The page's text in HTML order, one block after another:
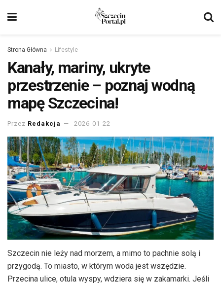
Strona Główna Lifestyle
Kanały, mariny, ukryte
przestrzenie – poznaj wodną
mapę Szczecina!
Przez Redakcja 2026-01-22
Szczecin nie leży nad morzem, a mimo to pachnie solą i
przygodą. To miasto, w którym woda jest wszędzie.
Przecina ulice, otula wyspy, wdziera się w zakamarki. Jeśli